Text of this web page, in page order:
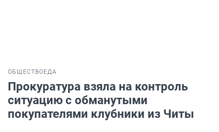
ОБЩЕСТВО ЕДА
Прокуратура взяла на контроль
ситуацию с обманутыми
покупателями клубники из Читы